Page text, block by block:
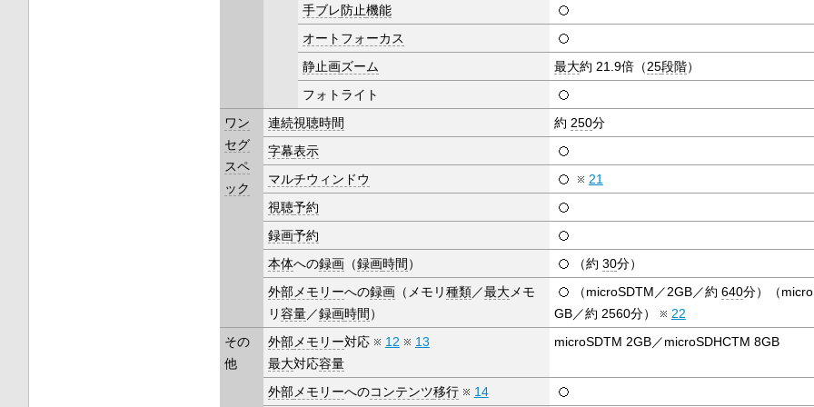
手ブレ防止機能
オートフォーカス
静止画ズーム 最大約 21.9倍（25段階）
フォトライト
ワン
セグ
スペ
ック
連続視聴時間 約 250分
字幕表示
マルチウィンドウ
21
視聴予約
録画予約
本体への録画（録画時間） （約 30分）
外部メモリーへの録画（メモリ種類／最大メモ
リ容量／録画時間）
（microSDTM／2GB／約 640分）（
GB／約 2560分）
22
その
他
外部メモリー対応 12
13
最大対応容量
microSDTM 2GB／microSDHCTM 8GB
外部メモリーへのコンテンツ移行 14